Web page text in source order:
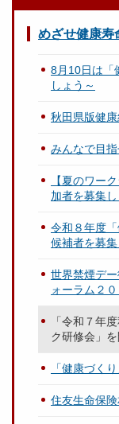
めざせ健康寿
8月10日は「
しょう～
秋田県版健
みんなで目
【夏のワー
加者を募集し
令和８年度
候補者を募
世界禁煙デ
ォーラム２
「令和７年
ク研修会」
「健康づく
住友生命保